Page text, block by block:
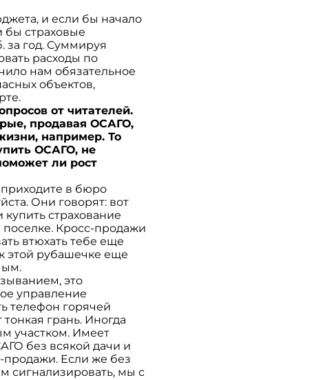
и если бы начало
бы страховые
за год. Суммируя
расходы по
нам обязательное
объектов,
от читателей.
продавая ОСАГО,
например. То
ОСАГО, не
ли рост
в бюро
Они говорят: вот
страхование
поселке. Кросс-продажи
втюхать тебе еще
этой рубашечке еще
это
управление
телефон горячей
грань. Иногда
участком. Имеет
без всякой дачи и
продажи. Если же без
сигнализировать, мы с